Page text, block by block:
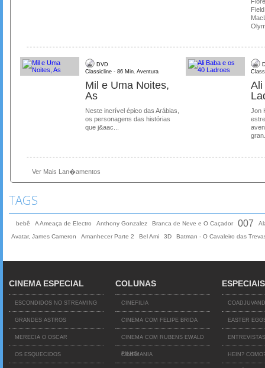
DVD
Classicline - 86 Min. Aventura
Mil e Uma Noites,
As
Neste incrível épico das Arábias,
os personagens das histórias
que j&aac...
Ali
Jon
Ver Mais Lan�amentos
TAGS
bebê A Ameaça de Electro Anthony Gonzalez Branca de Neve e O Caçador 007
Avatar, James Cameron
Amanhecer Parte 2 Bel Ami 3D Batman - O Cavaleiro das
CINEMA ESPECIAL
ESCONDIDOS NO STREAMING
GRANDES ASTROS
MERECIA O OSCAR
OS ESQUECIDOS
COLUNAS
CINEFILIA
CINEMA COM FELIPE BRIDA
CINEMA COM RUBENS EWALD
FILHO
CINEMANIA
ESPECIAIS
EASTER
ENTREVISTAS
HEIN?